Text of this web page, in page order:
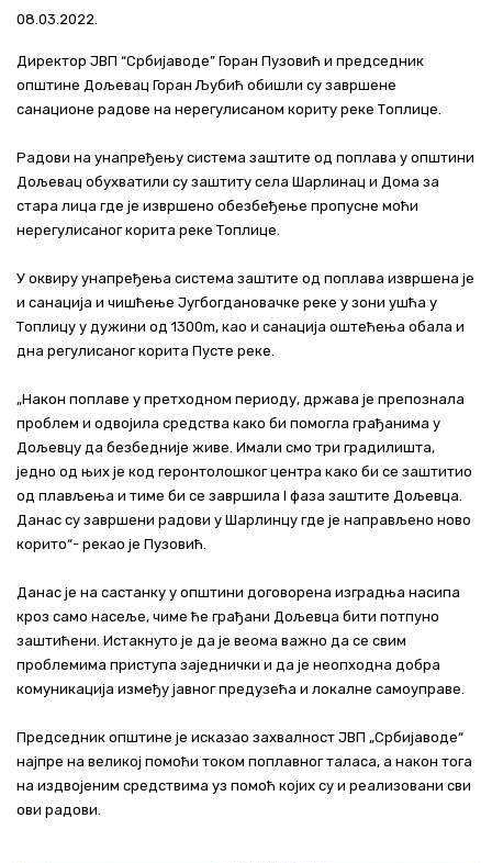
Контакт
08.03.2022.
Директор ЈВП “Србијаводе” Горан Пузовић и председник
општине Дољевац Горан Љубић обишли су завршене
санационе радове на нерегулисаном кориту реке Топлице.
Радови на унапређењу система заштите од поплава у општини
Дољевац обухватили су заштиту села Шарлинац и Дома за
стара лица где је извршено обезбеђење пропусне моћи
нерегулисаног корита реке Топлице.
У оквиру унапређења система заштите од поплава извршена је
и санација и чишћење Југбогдановачке реке у зони ушћа у
Топлицу у дужини од 1300m, као и санација оштећења обала и
дна регулисаног корита Пусте реке.
„Након поплаве у претходном периоду, држава је препознала
проблем и одвојила средства како би помогла грађанима у
Дољевцу да безбедније живе. Имали смо три градилишта,
једно од њих је код геронтолошког центра како би се заштитио
од плављења и тиме би се завршила I фаза заштите Дољевца.
Данас су завршени радови у Шарлинцу где је направљено ново
корито“- рекао је Пузовић.
Данас је на састанку у општини договорена изградња насипа
кроз само насеље, чиме ће грађани Дољевца бити потпуно
заштићени. Истакнуто је да је веома важно да се свим
проблемима приступа заједнички и да је неопходна добра
комуникација између јавног предузећа и локалне самоуправе.
Председник општине је исказао захвалност ЈВП „Србијаводе“
најпре на великој помоћи током поплавног таласа, а након тога
на издвојеним средствима уз помоћ којих су и реализовани сви
ови радови.